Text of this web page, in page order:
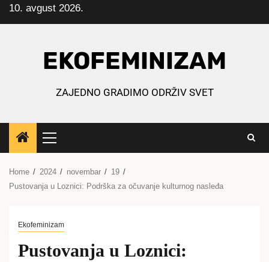
Skip
to
10. avgust 2026.
EKOFEMINIZAM
ZAJEDNO GRADIMO ODRŽIV SVET
Primary
Menu
Home 2024 novembar
19
Pustovanja u Loznici: Podrška za očuvanje kulturnog nasleđa
Ekofeminizam
Pustovanja u Loznici: